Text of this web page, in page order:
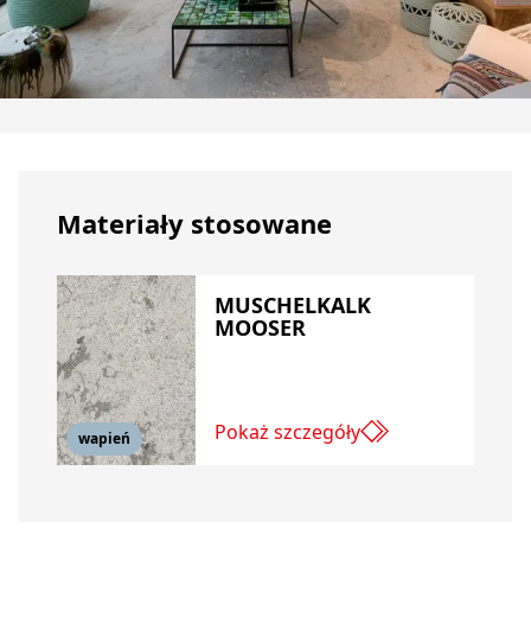
Materiały stosowane
wapień
MUSCHELKALK
MOOSER
Pokaż szczegóły